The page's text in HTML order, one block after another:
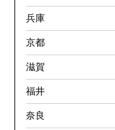
兵庫
京都
滋賀
福井
奈良